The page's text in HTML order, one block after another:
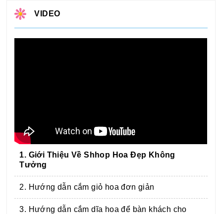
VIDEO
1. Giới Thiệu Về Shhop Hoa Đẹp Không
Tưởng
2. Hướng dẫn cắm giỏ hoa đơn giản
3. Hướng dẫn cắm dĩa hoa để bàn khách cho